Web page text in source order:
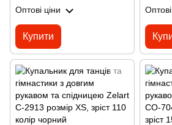
Оптові ціни
Купити